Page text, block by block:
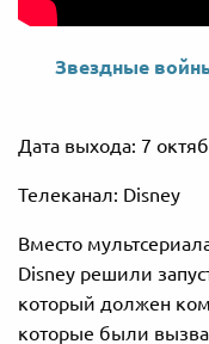
Звездные
Дата выхода: 7
Телеканал: Disney
Вместо
Disney решили
который должен
которые были